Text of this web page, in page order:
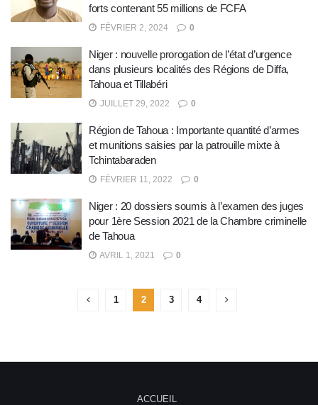
forts contenant 55 millions de FCFA
FÉVRIER 2, 2024 0
Niger : nouvelle prorogation de l’état d’urgence
dans plusieurs localités des Régions de Diffa,
Tahoua et Tillabéri
JUILLET 29, 2022 0
Région de Tahoua : Importante quantité d’armes
et munitions saisies par la patrouille mixte à
Tchintabaraden
FÉVRIER 11, 2022 0
Niger : 20 dossiers soumis à l’examen des juges
pour 1ère Session 2021 de la Chambre criminelle
de Tahoua
AVRIL 1, 2021 0
1 2 3 4
ACCUEIL